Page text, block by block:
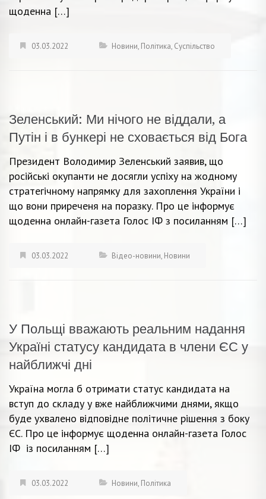
щоденна […]
03.03.2022 Новини, Політика, Суспільство
Зеленський: Ми нічого не віддали, а
Путін і в бункері не сховається від Бога
Президент Володимир Зеленський заявив, що
російські окупанти не досягли успіху на жодному
стратегічному напрямку для захоплення України і
що вони приреченя на поразку. Про це інформує
щоденна онлайн-газета Голос ІФ з посиланням […]
03.03.2022 Відео-новини, Новини
У Польщі вважають реальним надання
Україні статусу кандидата в члени ЄС у
найближчі дні
Україна могла б отримати статус кандидата на
вступ до складу у вже найближчими днями, якщо
буде ухвалено відповідне політичне рішення з боку
ЄС. Про це інформує щоденна онлайн-газета Голос
ІФ із посиланням […]
03.03.2022 Новини, Політика